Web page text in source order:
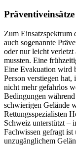
Zum Einsatzspektrum
auch sogenannte
oder nur leicht verletzt
mussten. Eine
Eine Evakuation wird
Person verstiegen
nicht mehr gefahrlos
Bedingungen
schwierigen Gelände
Rettungsspezialisten
Schweiz unterstützt –
Fachwissen gefragt
unzugänglichem